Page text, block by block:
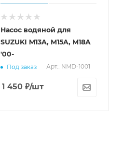
Насос водяной для
SUZUKI M13A, M15A, M18A
'00-
Под заказ Арт.: NMD-1001
1 450₽/шт